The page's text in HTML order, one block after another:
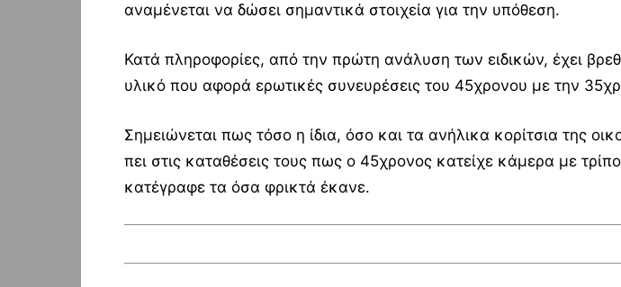
αναμένεται να δώσει σημαντικά στοιχεία για την υπόθεση.
Κατά πληροφορίες, από την πρώτη ανάλυση των ειδικών, έχει
υλικό που αφορά ερωτικές συνευρέσεις του 45χρονου με την
Σημειώνεται πως τόσο η ίδια, όσο και τα ανήλικα κορίτσια της
πει στις καταθέσεις τους πως ο 45χρονος κατείχε κάμερα με
κατέγραφε τα όσα φρικτά έκανε.